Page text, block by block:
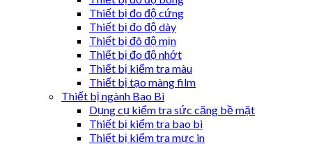
Thiết bị đo độ cứng
Thiết bị đo độ dày
Thiết bị đô độ mịn
Thiết bị đo độ nhớt
Thiết bị kiểm tra màu
Thiết bị tạo màng film
Thiết bị ngành Bao Bì
Dụng cụ kiểm tra sức căng bề mặt
Thiết bị kiểm tra bao bì
Thiết bị kiểm tra mực in